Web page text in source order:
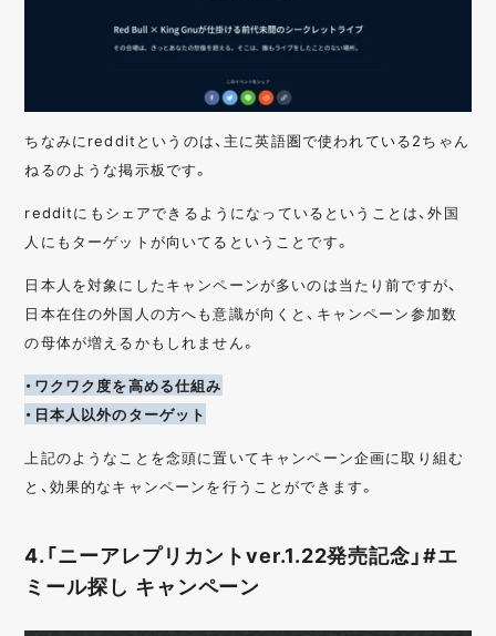
ちなみにredditというのは、主に英語圏で使われている2ちゃん
ねるのような掲示板です。
redditにもシェアできるようになっているということは、外国
人にもターゲットが向いてるということです。
日本人を対象にしたキャンペーンが多いのは当たり前ですが、
日本在住の外国人の方へも意識が向くと、キャンペーン参加数
の母体が増えるかもしれません。
・ワクワク度を高める仕組み
・日本人以外のターゲット
上記のようなことを念頭に置いてキャンペーン企画に取り組む
と、効果的なキャンペーンを行うことができます。
4.「ニーアレプリカントver.1.22発売記念」#エ
ミール探し キャンペーン